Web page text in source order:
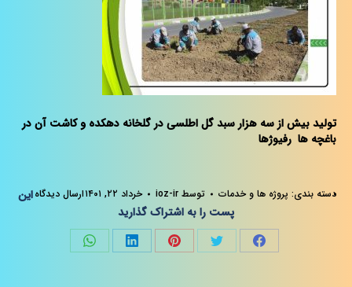
تولید بیش از سه هزار سبد گل اطلسی در گلخانه دهکده و کاشت آن در
باغچه ها رفیوژها
دسته بندی: پروژه ها و خدمات توسط ioz-ir خرداد ۲۲, ۱۴۰۱ ارسال دیدگاهاین
پست را به اشتراک گذارید
Share
Share
Share
Share
Share